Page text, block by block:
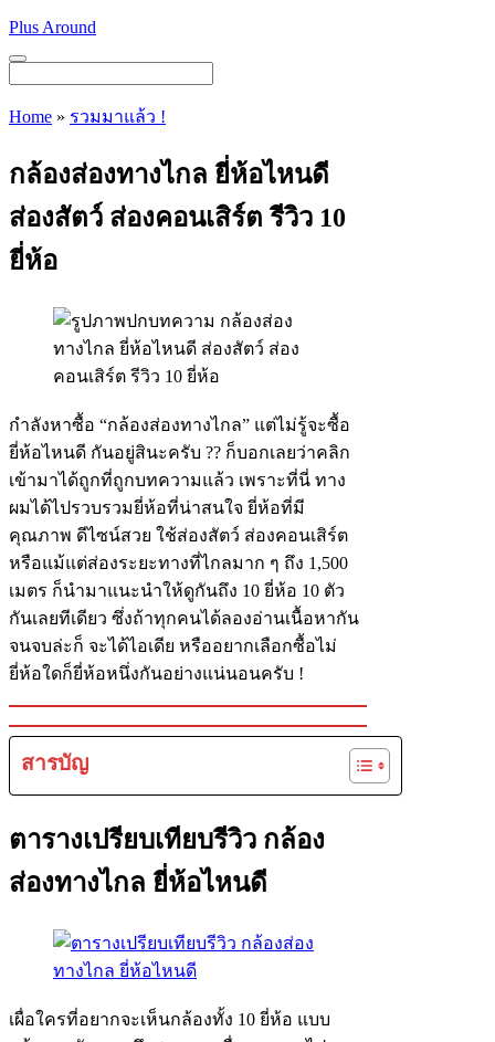
Skip
content
Plus Around
Menu
Home » รวมมาแล้ว !
กล้องส่องทางไกล ยี่ห้อไหนดี
ส่องสัตว์ ส่องคอนเสิร์ต รีวิว 10
ยี่ห้อ
กำลังหาซื้อ “กล้องส่องทางไกล” แต่ไม่รู้จะซื้อ
ยี่ห้อไหนดี กันอยู่สินะครับ ?? ก็บอกเลยว่าคลิก
เข้ามาได้ถูกที่ถูกบทความแล้ว เพราะที่นี่ ทาง
ผมได้ไปรวบรวมยี่ห้อที่น่าสนใจ ยี่ห้อที่มี
คุณภาพ ดีไซน์สวย ใช้ส่องสัตว์ ส่องคอนเสิร์ต
หรือแม้แต่ส่องระยะทางที่ไกลมาก ๆ ถึง 1,500
เมตร ก็นำมาแนะนำให้ดูกันถึง 10 ยี่ห้อ 10 ตัว
กันเลยทีเดียว ซึ่งถ้าทุกคนได้ลองอ่านเนื้อหากัน
จนจบล่ะก็ จะได้ไอเดีย หรืออยากเลือกซื้อไม่
ยี่ห้อใดก็ยี่ห้อหนึ่งกันอย่างแน่นอนครับ !
สารบัญ
ตารางเปรียบเทียบรีวิว กล้อง
ส่องทางไกล ยี่ห้อไหนดี
เผื่อใครที่อยากจะเห็นกล้องทั้ง 10 ยี่ห้อ แบบ